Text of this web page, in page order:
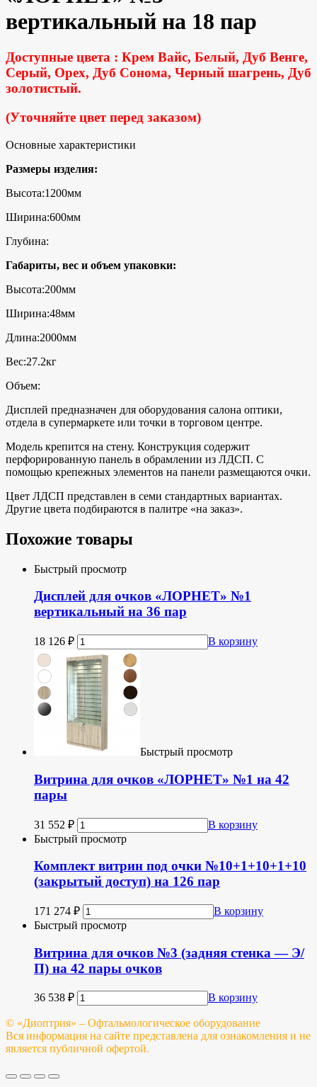
вертикальный на 18 пар
Доступные цвета : Крем Вайс, Белый, Дуб Венге,
Серый, Орех, Дуб Сонома, Черный шагрень, Дуб
золотистый.
(Уточняйте цвет перед заказом)
Основные характеристики
Размеры изделия:
Высота:1200мм
Ширина:600мм
Глубина:
Габариты, вес и объем упаковки:
Высота:200мм
Ширина:48мм
Длина:2000мм
Вес:27.2кг
Объем:
Дисплей предназначен для оборудования салона оптики,
отдела в супермаркете или точки в торговом центре.
Модель крепится на стену. Конструкция содержит
перфорированную панель в обрамлении из ЛДСП. С
помощью крепежных элементов на панели размещаются очки.
Цвет ЛДСП представлен в семи стандартных вариантах.
Другие цвета подбираются в палитре «на заказ».
Похожие товары
Быстрый просмотр
Дисплей для очков «ЛОРНЕТ» №1
вертикальный на 36 пар
18 126 ₽ В корзину
Быстрый просмотр
Витрина для очков «ЛОРНЕТ» №1 на 42
пары
31 552 ₽
В корзину
Быстрый просмотр
Комплект витрин под очки №10+1+10+1+10
(закрытый доступ) на 126 пар
171 274 ₽
В корзину
Быстрый просмотр
Витрина для очков №3 (задняя стенка — Э/
П) на 42 пары очков
36 538 ₽ В корзину
© «Диоптрия» – Офтальмологическое оборудование
Вся информация на сайте представлена для ознакомления и не
является публичной офертой.